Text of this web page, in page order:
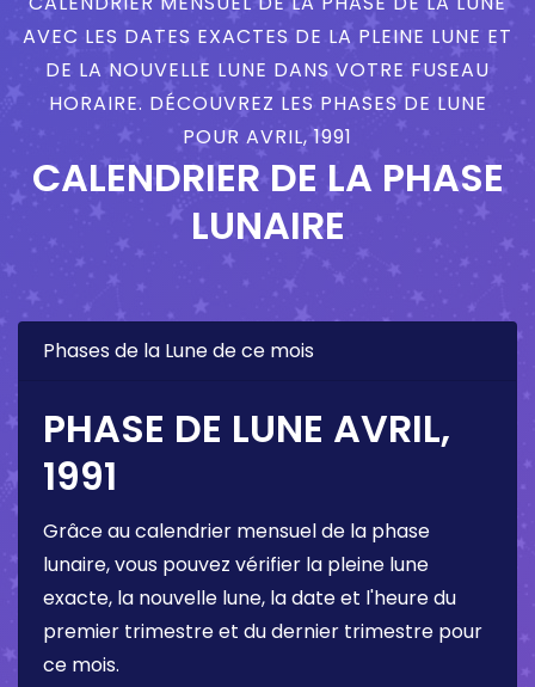
AVEC LES DATES EXACTES DE LA PLEINE LUNE ET
DE LA NOUVELLE LUNE DANS VOTRE FUSEAU
HORAIRE. DÉCOUVREZ LES PHASES DE LUNE
POUR AVRIL, 1991
CALENDRIER DE LA PHASE
LUNAIRE
Phases de la Lune de ce mois
PHASE DE LUNE AVRIL,
1991
Grâce au calendrier mensuel de la phase
lunaire, vous pouvez vérifier la pleine lune
exacte, la nouvelle lune, la date et l'heure du
premier trimestre et du dernier trimestre pour
ce mois.